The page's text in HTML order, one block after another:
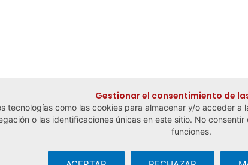
Gestionar el consentimiento de
tecnologías como las cookies para almacenar y/o acceder
o las identificaciones únicas en este sitio. No
funciones.